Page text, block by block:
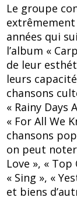
Le groupe
années qui
l’album «
de leur
leurs
chansons
« Rainy Days
« For All We
chansons
on peut
Love », «
« Sing », «
et biens